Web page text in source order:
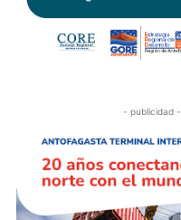
- publicidad -